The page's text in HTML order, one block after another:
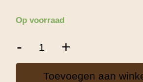
Op voorraad
-
Broodvorm
Staal
+
Toevoegen aan